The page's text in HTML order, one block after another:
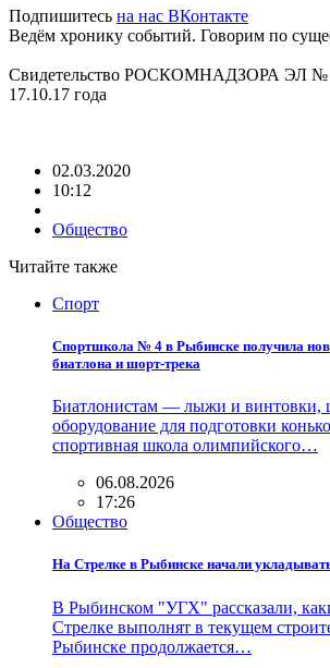
Подпишитесь на нас ВКонтакте
Ведём хронику событий. Говорим по
Свидетельство РОСКОМНАДЗОРА ЭЛ №
17.10.17 года
02.03.2020
10:12
Общество
Читайте также
Спорт
Спортшкола № 4 в Рыбинске получила
биатлона и шорт-трека
Биатлонистам — лыжи и винтовки,
оборудование для подготовки
спортивная школа олимпийского…
06.08.2026
17:26
Общество
На Стрелке в Рыбинске начали
В Рыбинском "УГХ" рассказали,
Стрелке выполнят в текущем
Рыбинске продолжается…